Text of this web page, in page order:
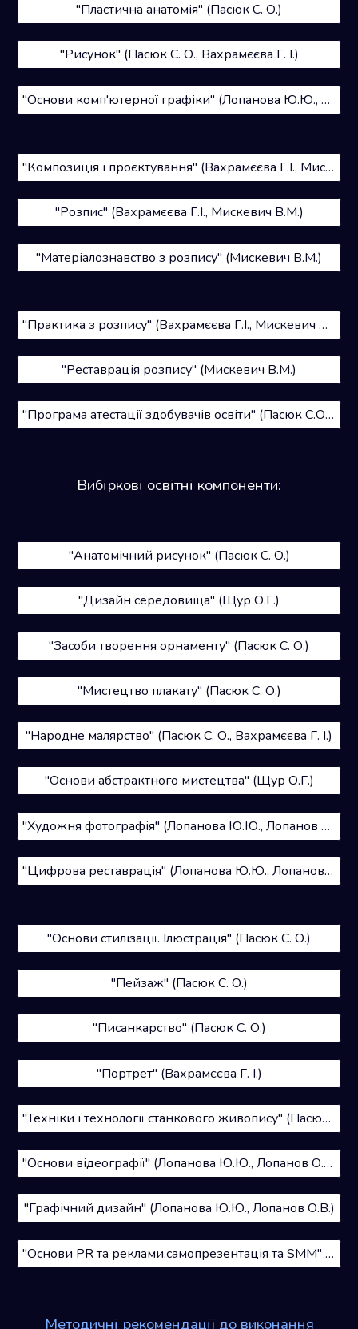
"Пластична анатомія" (Пасюк С. О.)
"Рисунок" (Пасюк С. О., Вахрамєєва Г. І.)
"Основи комп'ютерної графіки" (Лопанова Ю.Ю., Лопанов О.В.)
"Композиція і проєктування" (Вахрамєєва Г.І., Мискевич В.М.)
"Розпис" (Вахрамєєва Г.І., Мискевич В.М.)
"Матеріалознавство з розпису" (Мискевич В.М.)
"Практика з розпису" (Вахрамєєва Г.І., Мискевич В.М.)
"Реставрація розпису" (Мискевич В.М.)
"Програма атестації здобувачів освіти" (Пасюк С.О., Вахрамєєва Г.І., Мискевич В.М.)
Вибіркові освітні компоненти:
"Анатомічний рисунок" (Пасюк С. О.)
"Дизайн середовища" (Щур О.Г.)
"Засоби творення орнаменту" (Пасюк С. О.)
"Мистецтво плакату" (Пасюк С. О.)
"Народне малярство" (Пасюк С. О., Вахрамєєва Г. І.)
"Основи абстрактного мистецтва" (Щур О.Г.)
"Художня фотографія" (Лопанова Ю.Ю., Лопанов О.В.)
"Цифрова реставрація" (Лопанова Ю.Ю., Лопанов О.В.)
"Основи стилізації. Ілюстрація" (Пасюк С. О.)
"Пейзаж" (Пасюк С. О.)
"Писанкарство" (Пасюк С. О.)
"Портрет" (Вахрамєєва Г. І.)
"Техніки і технології станкового живопису" (Пасюк С. О.)
"Основи відеографії" (Лопанова Ю.Ю., Лопанов О.В.)
"Графічний дизайн" (Лопанова Ю.Ю., Лопанов О.В.)
"Основи PR та реклами,самопрезентація та SМM" (Лопанова Ю.Ю., Лопанов О.В.)
Методичні рекомендації до виконання